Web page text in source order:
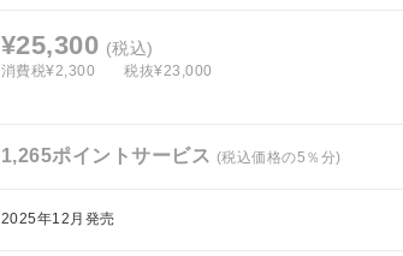
¥25,300 (税込)
消費税¥2,300 税抜¥23,000
1,265ポイントサービス (税込価格の5％分)
2025年12月発売